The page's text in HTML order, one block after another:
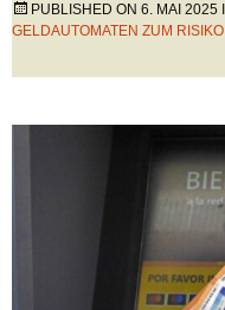
PUBLISHED ON 6. MAI 2025
GELDAUTOMATEN ZUM RISIKO